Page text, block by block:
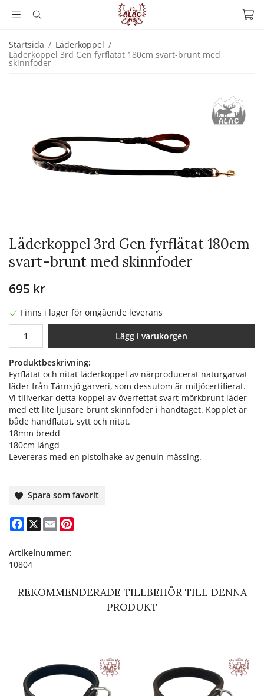
Startsida / Läderkoppel /
Läderkoppel 3rd Gen fyrflätat 180cm svart-brunt med
skinnfoder
Läderkoppel 3rd Gen fyrflätat 180cm
svart-brunt med skinnfoder
695 kr
Finns i lager för omgående leverans
Lägg i varukorgen
Produktbeskrivning:
Fyrflätat och nitat läderkoppel av närproducerat naturgarvat
läder från Tärnsjö garveri, som dessutom är miljöcertifierat.
Vi tillverkar detta koppel av överfettat svart-mörkbrunt läder
med ett lite ljusare brunt skinnfoder i handtaget. Kopplet är
både handflätat, sytt och nitat.
18mm bredd
180cm längd
Levereras med en pistolhake av genuin mässing.
Spara som favorit
Facebook
X Email
Artikelnummer:
10804
REKOMMENDERADE TILLBEHÖR TILL DENNA
PRODUKT